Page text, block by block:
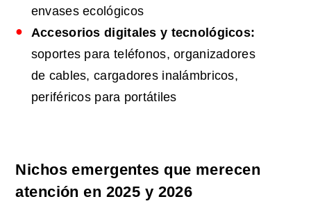
envases ecológicos
Accesorios digitales y tecnológicos:
soportes para teléfonos, organizadores
de cables, cargadores inalámbricos,
periféricos para portátiles
Nichos emergentes que merecen
atención en 2025 y 2026